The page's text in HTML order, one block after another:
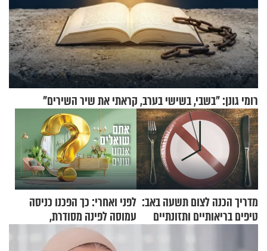
רומי גונן: "בשבי, בשישי בערב, קראתי את שיר השירים"
מדריך הכנה לצום תשעה באב:
טיפים בריאותיים ותזונתיים
לפני ואחרי: כך הפכנו כניסה
עמוסה לפינה מסודרת,
שימושית ומזמינה